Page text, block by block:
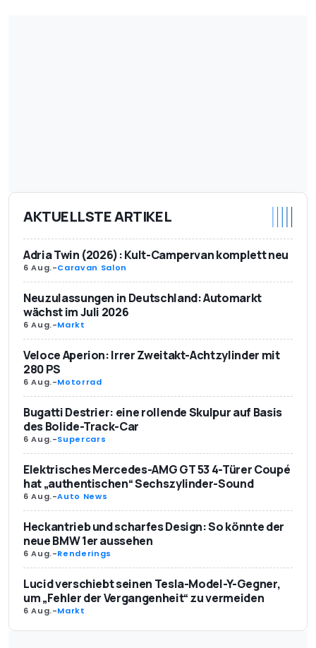
AKTUELLSTE ARTIKEL
Adria Twin (2026): Kult-Campervan komplett neu
6 Aug.-Caravan Salon
Neuzulassungen in Deutschland: Automarkt
wächst im Juli 2026
6 Aug.-Markt
Veloce Aperion: Irrer Zweitakt-Achtzylinder mit
280 PS
6 Aug.-Motorrad
Bugatti Destrier: eine rollende Skulpur auf Basis
des Bolide-Track-Car
6 Aug.-Supercars
Elektrisches Mercedes-AMG GT 53 4-Türer Coupé
hat „authentischen“ Sechszylinder-Sound
6 Aug.-Auto News
Heckantrieb und scharfes Design: So könnte der
neue BMW 1er aussehen
6 Aug.-Renderings
Lucid verschiebt seinen Tesla-Model-Y-Gegner,
um „Fehler der Vergangenheit“ zu vermeiden
6 Aug.-Markt